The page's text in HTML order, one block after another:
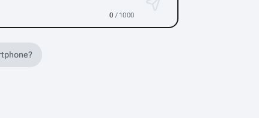
0 / 1000